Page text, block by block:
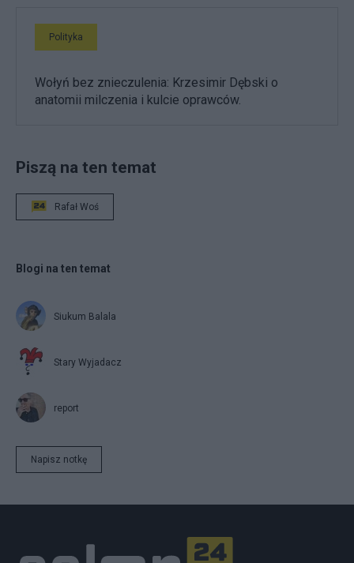
Polityka
Wołyń bez znieczulenia: Krzesimir Dębski o
anatomii milczenia i kulcie oprawców.
Piszą na ten temat
Rafał Woś
Blogi na ten temat
Siukum Balala
Stary Wyjadacz
report
Napisz notkę